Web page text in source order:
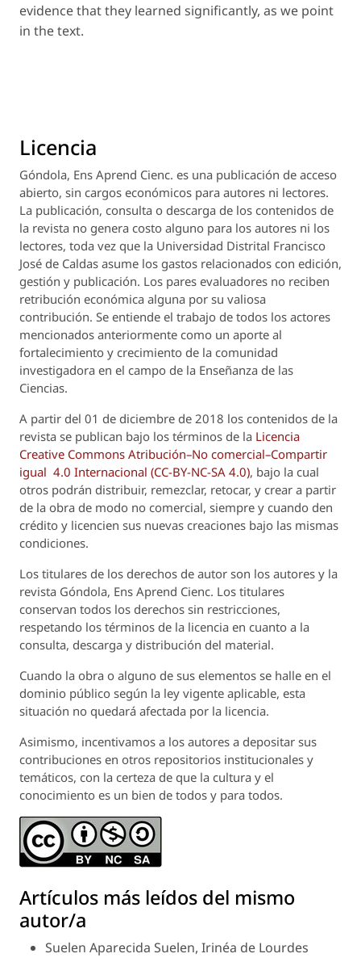
evidence that they learned significantly, as we point
in the text.
Licencia
Góndola, Ens Aprend Cienc. es una publicación de acceso
abierto, sin cargos económicos para autores ni lectores.
La publicación, consulta o descarga de los contenidos de
la revista no genera costo alguno para los autores ni los
lectores, toda vez que la Universidad Distrital Francisco
José de Caldas asume los gastos relacionados con edición,
gestión y publicación. Los pares evaluadores no reciben
retribución económica alguna por su valiosa
contribución. Se entiende el trabajo de todos los actores
mencionados anteriormente como un aporte al
fortalecimiento y crecimiento de la comunidad
investigadora en el campo de la Enseñanza de las
Ciencias.
A partir del 01 de diciembre de 2018 los contenidos de la
revista se publican bajo los términos de la Licencia
Creative Commons Atribución–No comercial–Compartir
igual 4.0 Internacional (CC-BY-NC-SA 4.0), bajo la cual
otros podrán distribuir, remezclar, retocar, y crear a partir
de la obra de modo no comercial, siempre y cuando den
crédito y licencien sus nuevas creaciones bajo las mismas
condiciones.
Los titulares de los derechos de autor son los autores y la
revista Góndola, Ens Aprend Cienc. Los titulares
conservan todos los derechos sin restricciones,
respetando los términos de la licencia en cuanto a la
consulta, descarga y distribución del material.
Cuando la obra o alguno de sus elementos se halle en el
dominio público según la ley vigente aplicable, esta
situación no quedará afectada por la licencia.
Asimismo, incentivamos a los autores a depositar sus
contribuciones en otros repositorios institucionales y
temáticos, con la certeza de que la cultura y el
conocimiento es un bien de todos y para todos.
Artículos más leídos del mismo
autor/a
Suelen Aparecida Suelen, Irinéa de Lourdes